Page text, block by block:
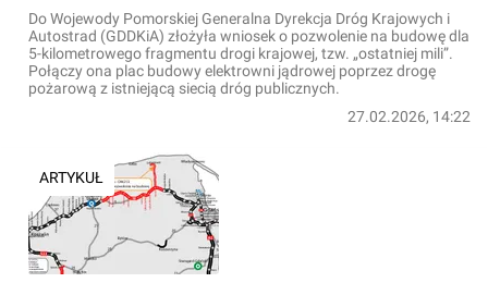
Do Wojewody Pomorskiej Generalna Dyrekcja Dróg Krajowych i
Autostrad (GDDKiA) złożyła wniosek o pozwolenie na budowę dla
5-kilometrowego fragmentu drogi krajowej, tzw. „ostatniej mili”.
Połączy ona plac budowy elektrowni jądrowej poprzez drogę
pożarową z istniejącą siecią dróg publicznych.
27.02.2026, 14:22
ARTYKUŁ